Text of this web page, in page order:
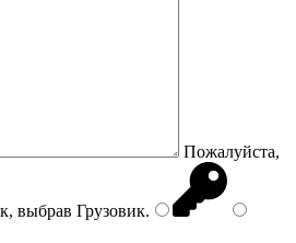
Пожалуйста,
выбрав Грузовик.